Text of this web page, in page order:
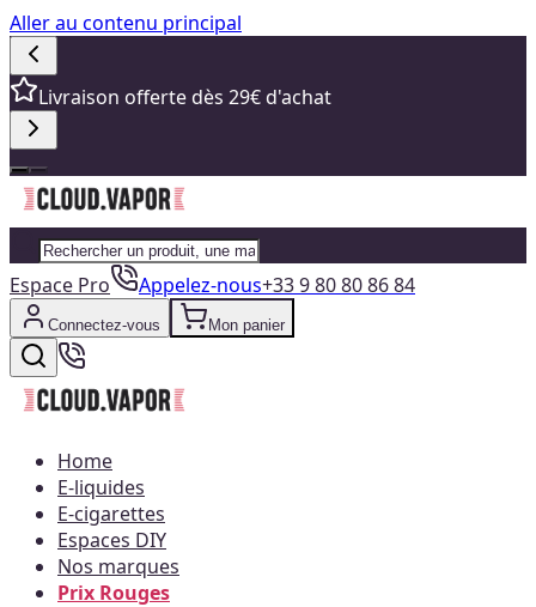
Aller au contenu principal
Livraison offerte dès 29€ d'achat
Espace Pro Appelez-nous+33 9 80 80 86 84
Connectez-vous Mon panier
Home
E-liquides
E-cigarettes
Espaces DIY
Nos marques
Prix Rouges